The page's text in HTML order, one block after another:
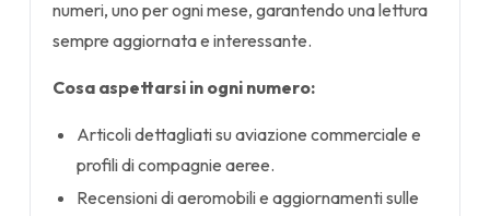
numeri, uno per ogni mese, garantendo una lettura
sempre aggiornata e interessante.
Cosa aspettarsi in ogni numero:
Articoli dettagliati su aviazione commerciale e
profili di compagnie aeree.
Recensioni di aeromobili e aggiornamenti sulle